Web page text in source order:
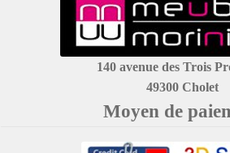
140 avenue des Trois
49300 Cholet
Moyen de